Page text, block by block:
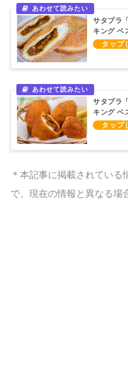
サタプラ
キング ベ
サタプラ
キング ベ
＊本記事に掲載されてい
で、現在の情報と異なる場